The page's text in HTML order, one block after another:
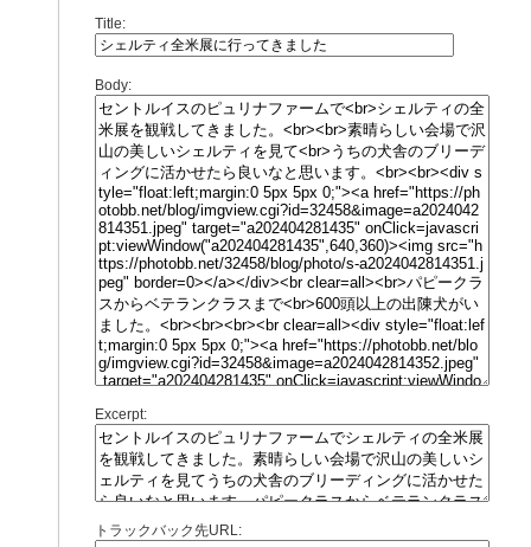
Title:
Body:
Excerpt:
トラックバック先URL: